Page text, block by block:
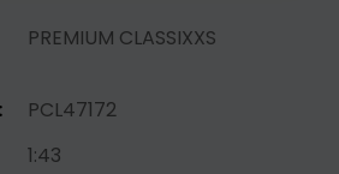
PREMIUM CLASSIXXS
PCL47172
1:43